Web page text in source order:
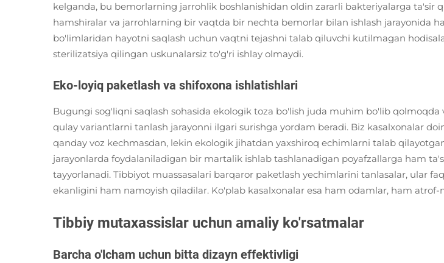
kelganda, bu bemorlarning jarrohlik boshlanishidan oldin zararli bakteriyalarga
hamshiralar va jarrohlarning bir vaqtda bir nechta bemorlar bilan ishlash jarayonida
bo'limlaridan hayotni saqlash uchun vaqtni tejashni talab qiluvchi kutilmagan
sterilizatsiya qilingan uskunalarsiz to'g'ri ishlay olmaydi.
Eko-loyiq paketlash va shifoxona ishlatishlari
Bugungi sog'liqni saqlash sohasida ekologik toza bo'lish juda muhim bo'lib
qulay variantlarni tanlash jarayonni ilgari surishga yordam beradi. Biz kasalxonalar
qanday voz kechmasdan, lekin ekologik jihatdan yaxshiroq echimlarni talab
jarayonlarda foydalaniladigan bir martalik ishlab tashlanadigan poyafzallarga ham
tayyorlanadi. Tibbiyot muassasalari barqaror paketlash yechimlarini tanlasalar, ular
ekanligini ham namoyish qiladilar. Ko'plab kasalxonalar esa ham odamlar, ham
Tibbiy mutaxassislar uchun amaliy ko'rsatmalar
Barcha o'lcham uchun bitta dizayn effektivligi